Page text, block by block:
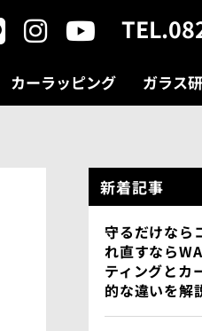
カーラッピング ガラス
新着記事
守るだけなら
れ直すなら
ティングとカ
的な違いを解